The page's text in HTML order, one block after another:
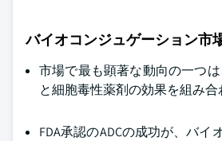
バイオコンジュゲーション市
市場で最も顕著な動向の一つ
と細胞毒性薬剤の効果を組み
FDA承認のADCの成功が、バ